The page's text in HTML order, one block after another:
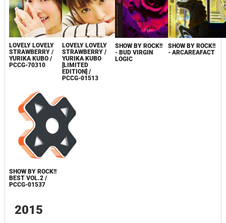
LOVELY LOVELY
STRAWBERRY /
YURIKA KUBO /
PCCG-70310
LOVELY LOVELY
STRAWBERRY /
YURIKA KUBO
[LIMITED
EDITION] /
PCCG-01513
SHOW BY ROCK!!
- BUD VIRGIN
LOGIC
SHOW BY ROCK!!
- ARCAREAFACT
SHOW BY ROCK!!
BEST VOL.2 /
PCCG-01537
2015